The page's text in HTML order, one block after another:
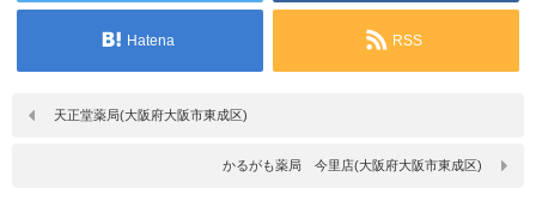
Hatena RSS
天正堂薬局(大阪府大阪市東成区)
かるがも薬局 今里店(大阪府大阪市東成区)